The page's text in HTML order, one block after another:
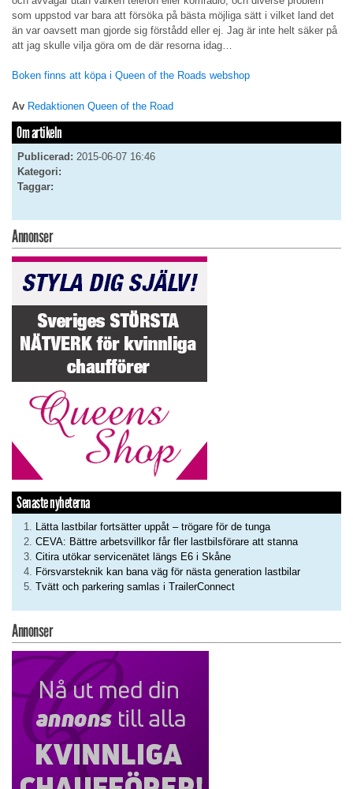
som uppstod var bara att försöka på bästa möjliga sätt i vilket land det
än var oavsett man gjorde sig förstådd eller ej. Jag är inte helt säker på
att jag skulle vilja göra om de där resorna idag…
Boken finns att köpa i Queen of the Roads webshop
Av Redaktionen Queen of the Road
Om artikeln
Publicerad: 2015-06-07 16:46
Kategori:
Taggar:
Annonser
Senaste nyheterna
Lätta lastbilar fortsätter uppåt – trögare för de tunga
CEVA: Bättre arbetsvillkor får fler lastbilsförare att stanna
Citira utökar servicenätet längs E6 i Skåne
Försvarsteknik kan bana väg för nästa generation lastbilar
Tvätt och parkering samlas i TrailerConnect
Annonser